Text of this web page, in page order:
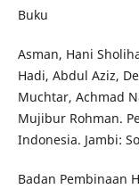
Buku
Asman, Hani
Hadi, Abdul Aziz,
Muchtar, Achmad
Mujibur Rohman.
Indonesia. Jambi:
Badan Pembinaan